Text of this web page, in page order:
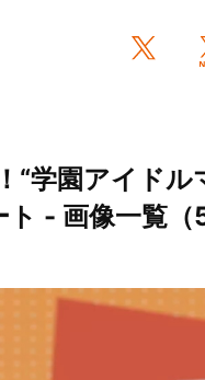
“学園アイドル
- 画像一覧（